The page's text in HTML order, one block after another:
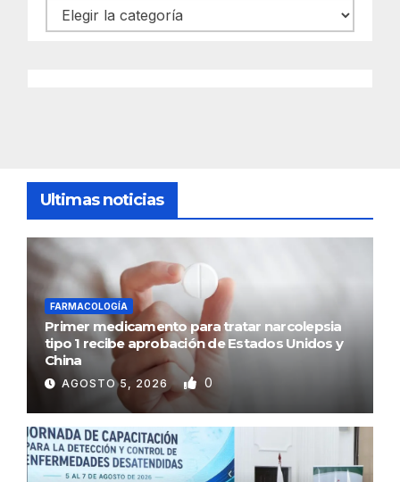
Categorías
Ultimas noticias
FARMACOLOGÍA
Primer medicamento para tratar narcolepsia
tipo 1 recibe aprobación de Estados Unidos y
China
AGOSTO 5, 2026 0